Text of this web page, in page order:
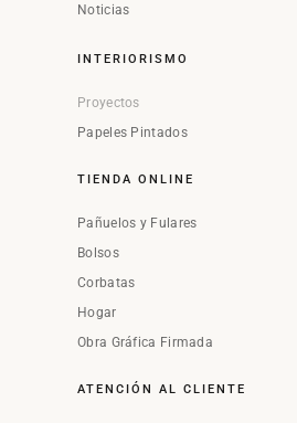
Noticias
INTERIORISMO
Proyectos
Papeles Pintados
TIENDA ONLINE
Pañuelos y Fulares
Bolsos
Corbatas
Hogar
Obra Gráfica Firmada
ATENCIÓN AL CLIENTE